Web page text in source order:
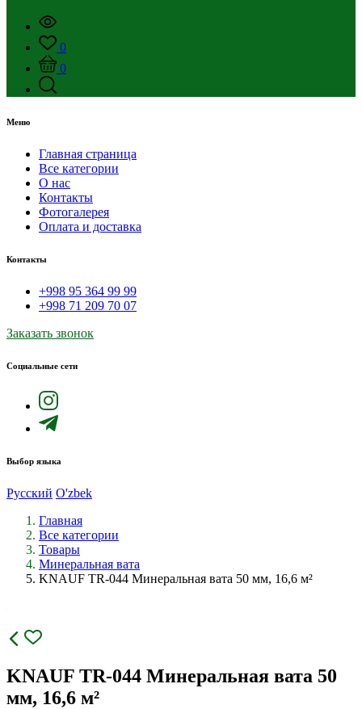
0
0
Меню
Главная страница
Все категории
О нас
Контакты
Фотогалерея
Оплата и доставка
Контакты
+998 95 364 99 99
+998 71 209 70 07
Заказать звонок
Социальные сети
Выбор языка
Русский O'zbek
Главная
Все категории
Товары
Минеральная вата
KNAUF TR-044 Минеральная вата 50 мм, 16,6 м²
KNAUF TR-044 Минеральная вата 50
мм, 16,6 м²